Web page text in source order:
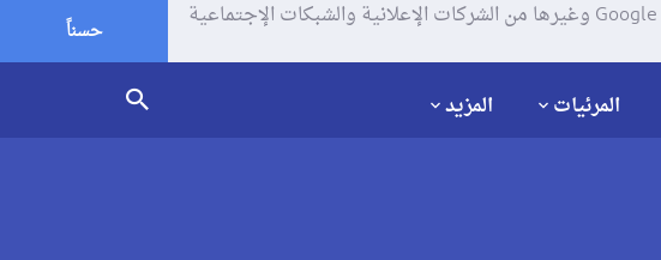
يستخدم موقعنا ملفات تعريف الإرتباط (الكوكيز) لتحليل زياراتك وإستخدامك للموقع و تتم مشاركة بعض المعلومات مع Google وغيرها من الشركات الإعلانية والشبكات الإجتماعية
حسناً
المرئيات المزيد